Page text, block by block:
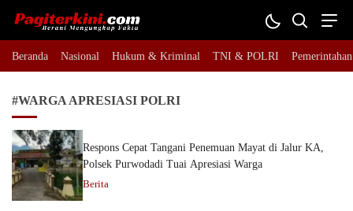
Pagiterkini.com
Berani Mengungkap Fakta
Beranda Nasional Hukum & Kriminal TNI & POLRI Pemerintahan
#WARGA APRESIASI POLRI
Respons Cepat Tangani Penemuan Mayat di Jalur KA,
Polsek Purwodadi Tuai Apresiasi Warga
Berita